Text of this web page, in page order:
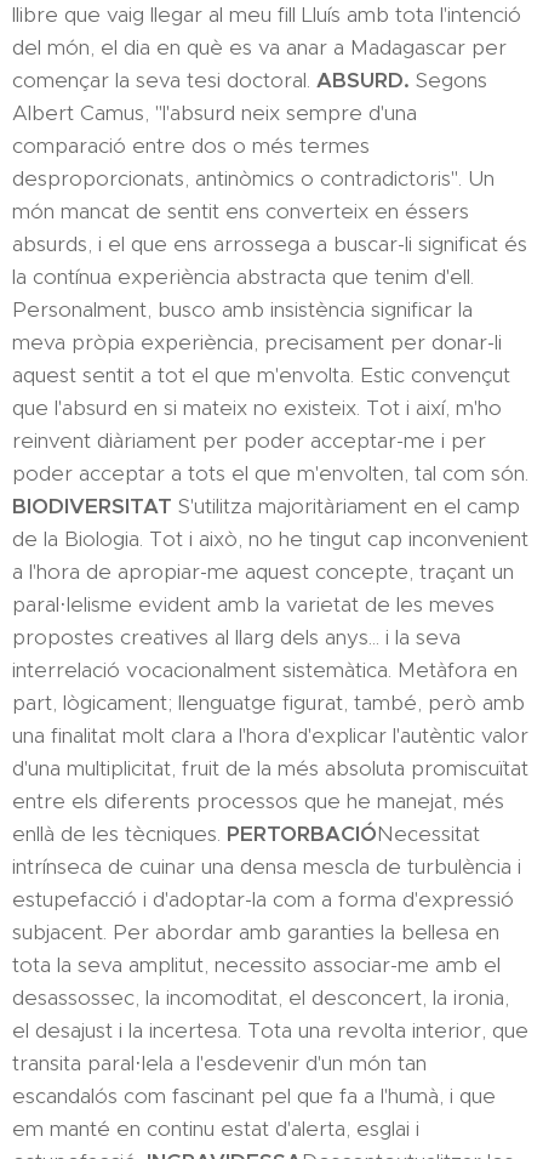
llibre que vaig llegar al meu fill Lluís amb tota l'intenció
del món, el dia en què es va anar a Madagascar per
començar la seva tesi doctoral. ABSURD. Segons
Albert Camus, "l'absurd neix sempre d'una
comparació entre dos o més termes
desproporcionats, antinòmics o contradictoris". Un
món mancat de sentit ens converteix en éssers
absurds, i el que ens arrossega a buscar-li significat és
la contínua experiència abstracta que tenim d'ell.
Personalment, busco amb insistència significar la
meva pròpia experiència, precisament per donar-li
aquest sentit a tot el que m'envolta. Estic convençut
que l'absurd en si mateix no existeix. Tot i així, m'ho
reinvent diàriament per poder acceptar-me i per
poder acceptar a tots el que m'envolten, tal com són.
BIODIVERSITAT S'utilitza majoritàriament en el camp
de la Biologia. Tot i això, no he tingut cap inconvenient
a l'hora de apropiar-me aquest concepte, traçant un
paral·lelisme evident amb la varietat de les meves
propostes creatives al llarg dels anys... i la seva
interrelació vocacionalment sistemàtica. Metàfora en
part, lògicament; llenguatge figurat, també, però amb
una finalitat molt clara a l'hora d'explicar l'autèntic valor
d'una multiplicitat, fruit de la més absoluta promiscuïtat
entre els diferents processos que he manejat, més
enllà de les tècniques. PERTORBACIÓNecessitat
intrínseca de cuinar una densa mescla de turbulència i
estupefacció i d'adoptar-la com a forma d'expressió
subjacent. Per abordar amb garanties la bellesa en
tota la seva amplitut, necessito associar-me amb el
desassossec, la incomoditat, el desconcert, la ironia,
el desajust i la incertesa. Tota una revolta interior, que
transita paral·lela a l'esdevenir d'un món tan
escandalós com fascinant pel que fa a l'humà, i que
em manté en continu estat d'alerta, esglai i